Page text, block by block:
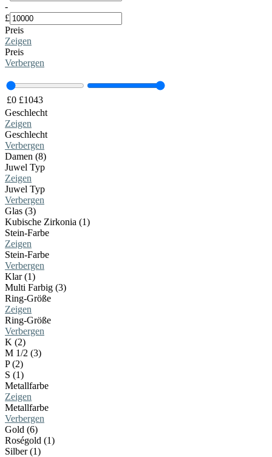
-
£
Preis
Zeigen
Preis
Verbergen
£0 £1043
Geschlecht
Zeigen
Geschlecht
Verbergen
Damen (8)
Juwel Typ
Zeigen
Juwel Typ
Verbergen
Glas (3)
Kubische Zirkonia (1)
Stein-Farbe
Zeigen
Stein-Farbe
Verbergen
Klar (1)
Multi Farbig (3)
Ring-Größe
Zeigen
Ring-Größe
Verbergen
K (2)
M 1/2 (3)
P (2)
S (1)
Metallfarbe
Zeigen
Metallfarbe
Verbergen
Gold (6)
Roségold (1)
Silber (1)